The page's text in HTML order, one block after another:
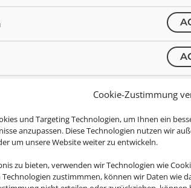
Cookie-Zustimmung
und Targeting Technologien, um Ihnen ein
anzupassen. Diese Technologien nutzen wir
um unsere Website weiter zu entwickeln.
zu bieten, verwenden wir Technologien wie
Technologien zustimmmen, können wir Daten wie